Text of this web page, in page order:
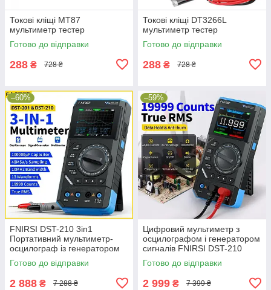
Токові кліщі MT87
мультиметр тестер
Готово до відправки
288 ₴ 728 ₴
Токові кліщі DT3266L
мультиметр тестер
Готово до відправки
288 ₴ 728 ₴
–60%
FNIRSI DST-210 3in1
Портативний мультиметр-
осцилограф із генератором
сигналів
Готово до відправки
2 888 ₴ 7 288 ₴
–59%
Цифровий мультиметр з
осцилографом і генератором
сигналів FNIRSI DST-210
Портативний тестер
Готово до відправки
2 999 ₴ 7 399 ₴